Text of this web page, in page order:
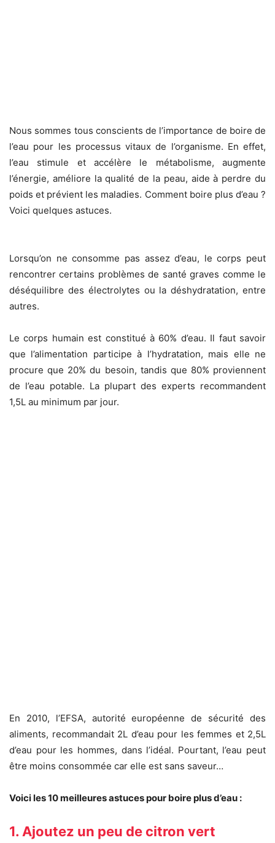
Nous sommes tous conscients de l’importance de boire de
l’eau pour les processus vitaux de l’organisme. En effet,
l’eau stimule et accélère le métabolisme, augmente
l’énergie, améliore la qualité de la peau, aide à perdre du
poids et prévient les maladies. Comment boire plus d’eau ?
Voici quelques astuces.
Lorsqu’on ne consomme pas assez d’eau, le corps peut
rencontrer certains problèmes de santé graves comme le
déséquilibre des électrolytes ou la déshydratation, entre
autres.
Le corps humain est constitué à 60% d’eau. Il faut savoir
que l’alimentation participe à l’hydratation, mais elle ne
procure que 20% du besoin, tandis que 80% proviennent
de l’eau potable. La plupart des experts recommandent
1,5L au minimum par jour.
En 2010, l’EFSA, autorité européenne de sécurité des
aliments, recommandait 2L d’eau pour les femmes et 2,5L
d’eau pour les hommes, dans l’idéal. Pourtant, l’eau peut
être moins consommée car elle est sans saveur…
Voici les 10 meilleures astuces pour boire plus d’eau :
1. Ajoutez un peu de citron vert